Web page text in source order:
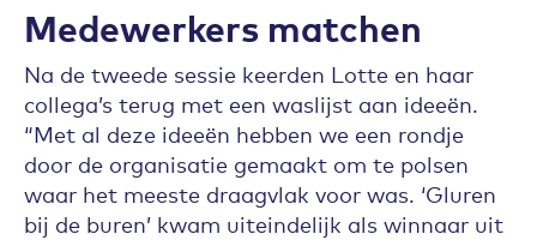
Medewerkers matchen
Na de tweede sessie keerden Lotte en haar
collega’s terug met een waslijst aan ideeën.
“Met al deze ideeën hebben we een rondje
door de organisatie gemaakt om te polsen
waar het meeste draagvlak voor was. ‘Gluren
bij de buren’ kwam uiteindelijk als winnaar uit